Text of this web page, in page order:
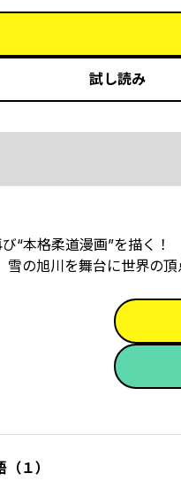
試し読み
び“本格柔道漫画”を描く
の旭川を舞台に世界の頂
１）